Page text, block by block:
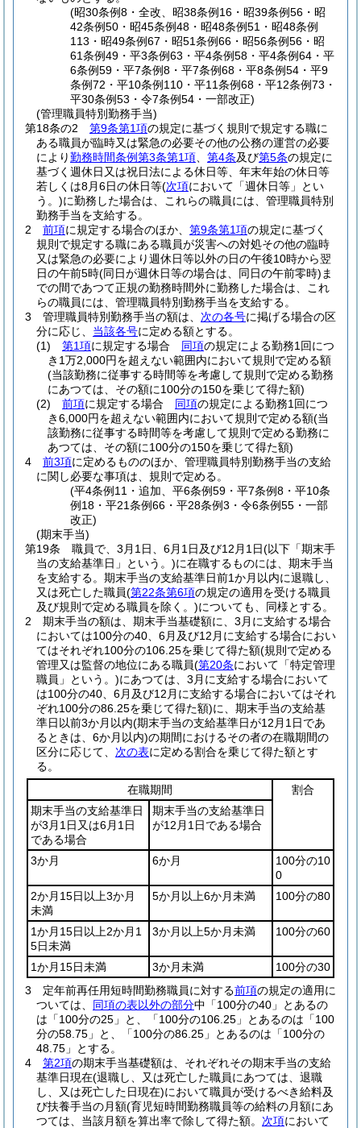
(昭30条例8・全改、昭38条例16・昭39条例56・昭
42条例50・昭45条例48・昭48条例51・昭48条例
113・昭49条例67・昭51条例66・昭56条例56・昭
61条例49・平3条例63・平4条例58・平4条例64・平
6条例59・平7条例8・平7条例68・平8条例54・平9
条例72・平10条例110・平11条例68・平12条例73・
平30条例53・令7条例54・一部改正)
(管理職員特別勤務手当)
第18条の2
第9条第1項の規定に基づく規則で規定する職に
ある職員が臨時又は緊急の必要その他の公務の運営の必要
により勤務時間条例第3条第1項 第4条及び第5条の規定に
基づく週休日又は祝日法による休日等、年末年始の休日等
若しくは8月6日の休日等(次項において「週休日等」とい
う。)に勤務した場合は、これらの職員には、管理職員特別
勤務手当を支給する。
2
前項に規定する場合のほか、 第9条第1項の規定に基づく
規則で規定する職にある職員が災害への対処その他の臨時
又は緊急の必要により週休日等以外の日の午後10時から翌
日の午前5時(同日が週休日等の場合は、同日の午前零時) ま
での間であつて正規の勤務時間外に勤務した場合は、これ
らの職員には、管理職員特別勤務手当を支給する。
3
管理職員特別勤務手当の額は、 次の各号に掲げる場合の区
分に応じ、 当該各号に定める額とする。
(1)
第1項に規定する場合 同項の規定による勤務1回につ
き1万2,000円を超えない範囲内において規則で定める額
(当該勤務に従事する時間等を考慮して規則で定める勤務
にあつては、その額に100分の150を乗じて得た額)
(2)
前項に規定する場合 同項の規定による勤務1回につ
き6,000円を超えない範囲内において規則で定める額(当
該勤務に従事する時間等を考慮して規則で定める勤務に
あつては、その額に100分の150を乗じて得た額)
4
前3項に定めるもののほか、管理職員特別勤務手当の支給
に関し必要な事項は、規則で定める。
(平4条例11・追加、平6条例59・平7条例8・平10条
例18・平21条例66・平28条例3・令6条例55・一部
改正)
(期末手当)
第19条
職員で、3月1日、6月1日及び12月1日(以下「期末手
当の支給基準日」という。)に在職するものには、期末手当
を支給する。 期末手当の支給基準日前1か月以内に退職し、
又は死亡した職員(第22条第6項の規定の適用を受ける職員
及び規則で定める職員を除く。)についても、同様とする。
2
期末手当の額は、期末手当基礎額に、3月に支給する場合
においては100分の40、6月及び12月に支給する場合におい
てはそれぞれ100分の106.25を乗じて得た額(規則で定める
管理又は監督の地位にある職員(第20条において「特定管理
職員」という。)にあつては、3月に支給する場合において
は100分の40、6月及び12月に支給する場合においてはそれ
ぞれ100分の86.25を乗じて得た額)に、期末手当の支給基
準日以前3か月以内(期末手当の支給基準日が12月1日であ
るときは、6か月以内)の期間におけるその者の在職期間の
区分に応じて、 次の表に定める割合を乗じて得た額とす
る。
在職期間
割合
期末手当の支給基準日
が3月1日又は6月1日
である場合
期末手当の支給基準日
が12月1日である場合
3か月 6か月
100分の10
0
2か月15日以上3か月
未満
5か月以上6か月未満 100分の80
1か月15日以上2か月1
5日未満
3か月以上5か月未満 100分の60
1か月15日未満 3か月未満
100分の30
3
定年前再任用短時間勤務職員に対する前項の規定の適用に
ついては、 同項の表以外の部分中「100分の40」とあるの
は「100分の25」と、「100分の106.25」とあるのは「100
分の58.75」と、「100分の86.25」とあるのは「100分の
48.75」とする。
4
第2項の期末手当基礎額は、それぞれその期末手当の支給
基準日現在(退職し、又は死亡した職員にあつては、退職
し、又は死亡した日現在)において職員が受けるべき給料及
び扶養手当の月額(育児短時間勤務職員等の給料の月額にあ
つては、当該月額を算出率で除して得た額。 次項において